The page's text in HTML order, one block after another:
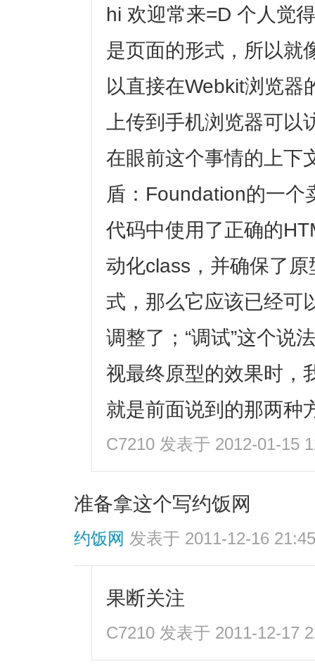
hi 欢迎常来=D 个人觉
是页面的形式，所以就
以直接在Webkit浏览器
上传到手机浏览器可
在眼前这个事情的上下
盾：Foundation的一个
代码中使用了正确的
动化class，并确保了
式，那么它应该已经可
调整了；“调试”这个说
视最终原型的效果时，
就是前面说到的那两种
C7210 发表于 2012-01-15
准备拿这个写约饭网
约饭网 发表于 2011-12-16 21:45
果断关注
C7210 发表于 2011-12-17